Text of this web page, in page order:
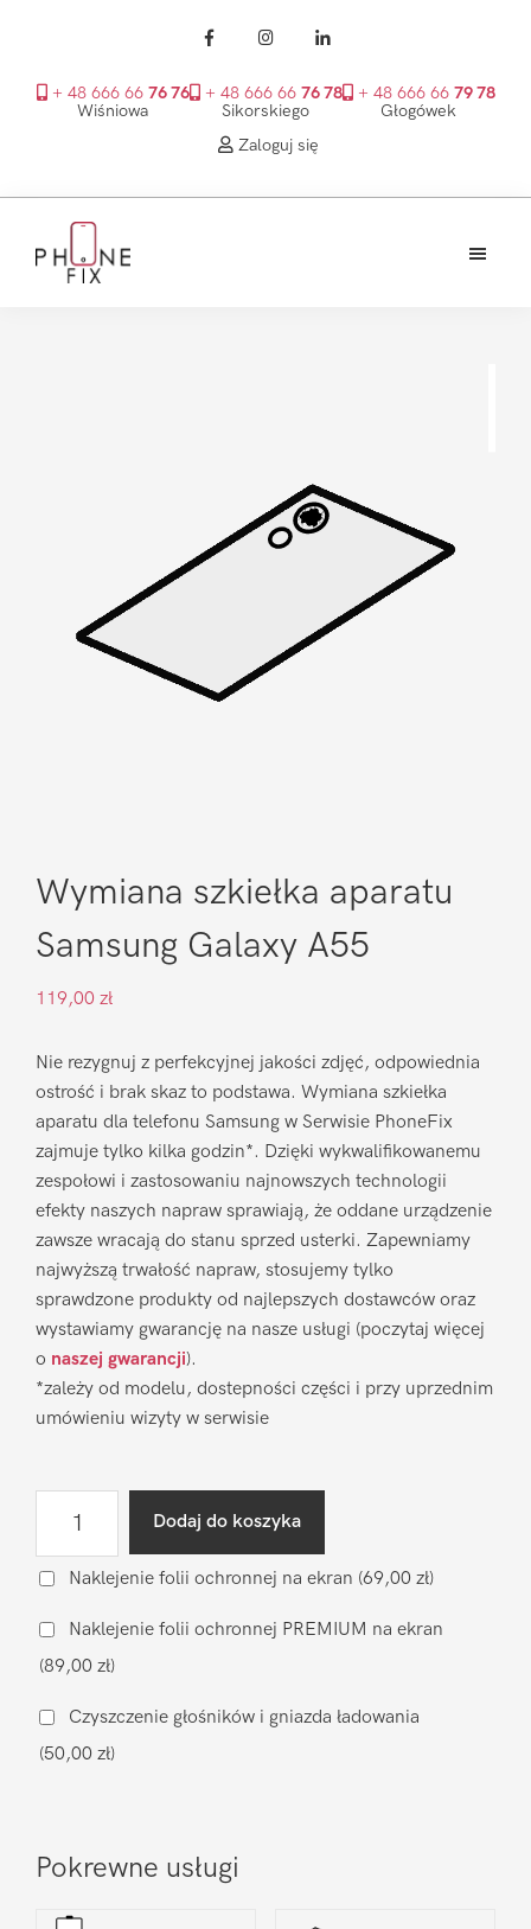
+ 48 666 66 76 76
Wiśniowa
+ 48 666 66 76 78
Sikorskiego
+ 48 666 66 79 78
Głogówek
Zaloguj się
głównego
Wymiana szkiełka aparatu
Samsung Galaxy A55
119,00 zł
Nie rezygnuj z perfekcyjnej jakości zdjęć, odpowiednia
ostrość i brak skaz to podstawa. Wymiana szkiełka
aparatu dla telefonu Samsung w Serwisie PhoneFix
zajmuje tylko kilka godzin*. Dzięki wykwalifikowanemu
zespołowi i zastosowaniu najnowszych technologii
efekty naszych napraw sprawiają, że oddane urządzenie
zawsze wracają do stanu sprzed usterki. Zapewniamy
najwyższą trwałość napraw, stosujemy tylko
sprawdzone produkty od najlepszych dostawców oraz
wystawiamy gwarancję na nasze usługi (poczytaj więcej
o naszej gwarancji).
*zależy od modelu, dostepności części i przy uprzednim
umówieniu wizyty w serwisie
szkiełka
Samsung
Galaxy
A55
Dodaj do koszyka
Naklejenie folii ochronnej na ekran (69,00 zł)
Naklejenie folii ochronnej PREMIUM na ekran
(89,00 zł)
Czyszczenie głośników i gniazda ładowania
(50,00 zł)
Pokrewne usługi